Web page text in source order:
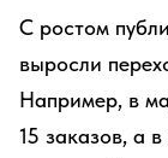
С ростом
выросли
Например, в
15 заказов, а